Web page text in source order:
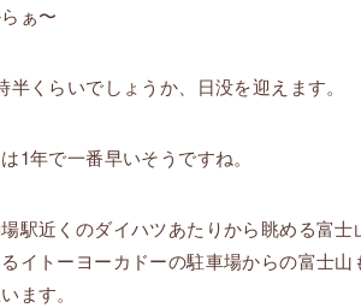
ぁ〜
半くらいでしょうか、日没を迎えます。
1年で一番早いそうですね。
駅近くのダイハツあたりから眺める富士
イトーヨーカドーの駐車場からの富士山
ます。